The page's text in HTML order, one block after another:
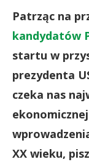
Patrząc na
kandydatów
startu w
prezydenta
czeka nas
XX wieku,